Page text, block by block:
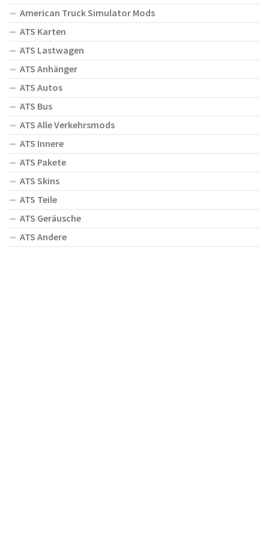
American Truck Simulator Mods
ATS Karten
ATS Lastwagen
ATS Anhänger
ATS Autos
ATS Bus
ATS Alle Verkehrsmods
ATS Innere
ATS Pakete
ATS Skins
ATS Teile
ATS Geräusche
ATS Andere